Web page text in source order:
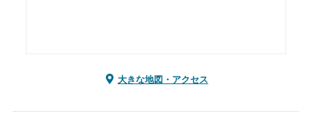
大きな地図・アクセス